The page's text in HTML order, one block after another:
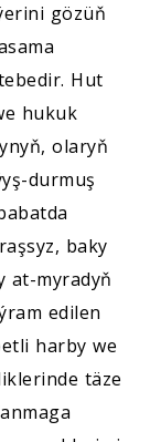
gözüň
Hut
hukuk
olaryň
durmuş
baky
at-myradyň
edilen
harby we
täze